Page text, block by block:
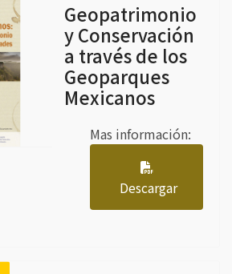
Geopatrimonio
y Conservación
a través de los
Geoparques
Mexicanos
Mas información:
Descargar